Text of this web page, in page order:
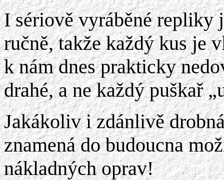
I sériově vyráběné repliky
ručně, takže každý kus je
k nám dnes prakticky
drahé, a ne každý puškař
Jakákoliv i zdánlivě
znamená do budoucna
nákladných oprav!